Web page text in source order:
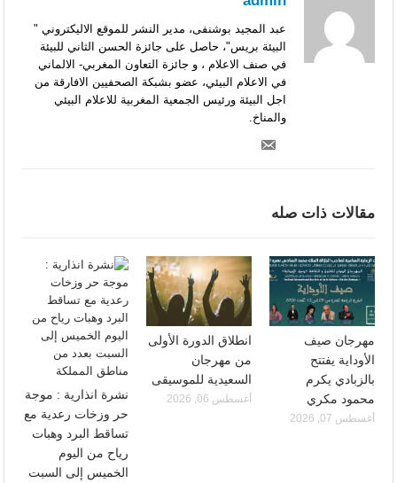
عبد المجيد بوشنفى، مدير النشر للموقع الاليكتروني "
البيئة بريس"، حاصل على جائزة الحسن الثاني للبيئة
في صنف الاعلام ، و جائزة التعاون المغربي- الالماني
في الاعلام البيئي، عضو بشبكة الصحفيين الافارقة من
اجل البيئة ورئيس الجمعية المغربية للاعلام البيئي
والمناخ.
مقالات ذات صله
مهرجان صيف
الأوداية يفتتح
بالزبادي يكرم
محمود مكري
أغسطس 07, 2026
انطلاق الدورة الأولى
من مهرجان
السعيدية للموسيقى
أغسطس 06, 2026
نشرة انذارية : موجة
حر وزخات رعدية مع
تساقط البرد وهبات
رياح من اليوم
الخميس إلى السبت